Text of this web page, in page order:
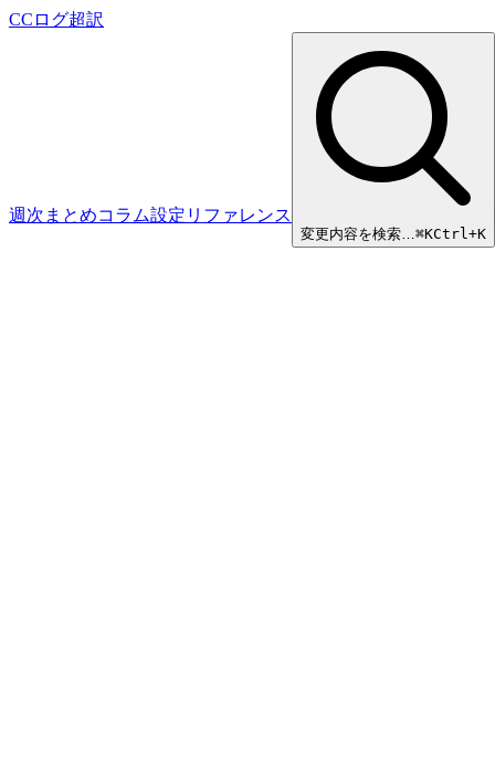
CCログ超訳
週次まとめコラム設定リファレンス
変更内容を検索…⌘KCtrl+K